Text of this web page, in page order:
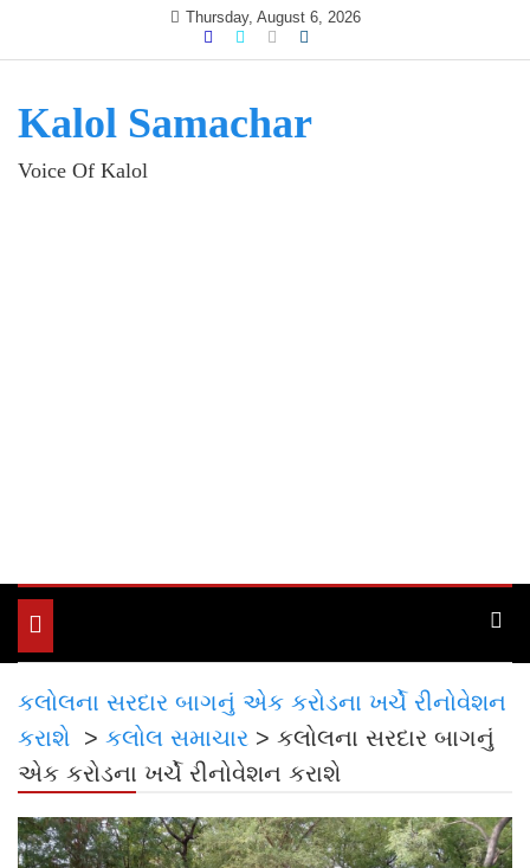
Thursday, August 6, 2026
Kalol Samachar
Voice Of Kalol
Toggle
navigation
કલોલના સરદાર બાગનું એક કરોડના ખર્ચે રીનોવેશન
કરાશે > કલોલ સમાચાર > કલોલના સરદાર બાગનું
એક કરોડના ખર્ચે રીનોવેશન કરાશે